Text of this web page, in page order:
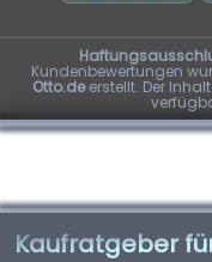
Kundenbewertungen
Otto.deerstellt. Der
Kaufratgeber